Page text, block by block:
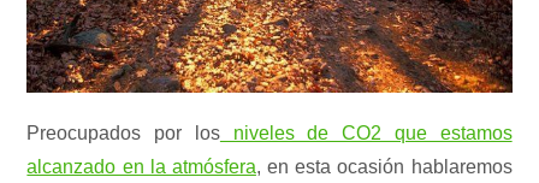
Preocupados por losniveles de CO2 que estamos
alcanzado en la atmósfera, en esta ocasión hablaremos